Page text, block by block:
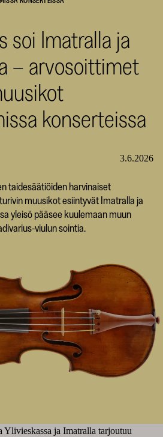
soi Imatralla ja
– arvosoittimet
konserteissa
3.6.2026
taidesäätiöiden harvinaiset
muusikot esiintyvät Imatralla ja
yleisö pääsee kuulemaan muun
viulun sointia.
Ylivieskassa ja Imatralla tarjoutuu